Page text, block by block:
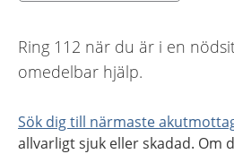
Ring 112 när du är i en
omedelbar hjälp.
Sök dig till närmaste
allvarligt sjuk eller skadad. Om